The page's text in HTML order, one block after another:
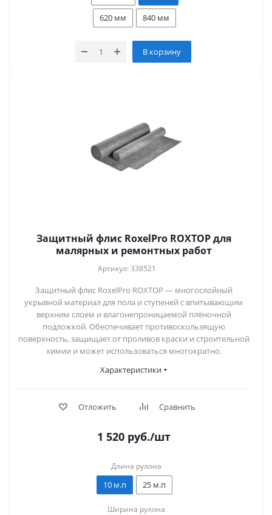
620 мм
840 мм
В корзину
Защитный флис RoxelPro ROXTOP для
малярных и ремонтных работ
Артикул: 338521
Защитный флис RoxelPro ROXTOP — многослойный
укрывной материал для пола и ступеней с впитывающим
верхним слоем и влагонепроницаемой плёночной
подложкой. Обеспечивает противоскользящую
поверхность, защищает от проливов краски и строительной
химии и может использоваться многократно.
Характеристики
Отложить Сравнить
1 520 руб./шт
Длина рулона
10 м.п 25 м.п
Ширина рулона